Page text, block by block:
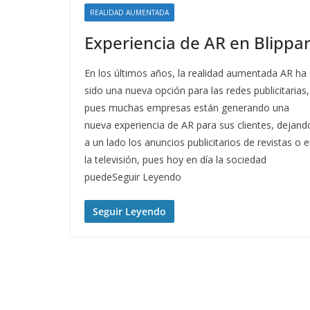
REALIDAD AUMENTADA
Experiencia de AR en Blippar
En los últimos años, la realidad aumentada AR ha
sido una nueva opción para las redes publicitarias,
pues muchas empresas están generando una
nueva experiencia de AR para sus clientes,
a un lado los anuncios publicitarios de revistas o
la televisión, pues hoy en día la sociedad
puedeSeguir Leyendo
Seguir Leyendo